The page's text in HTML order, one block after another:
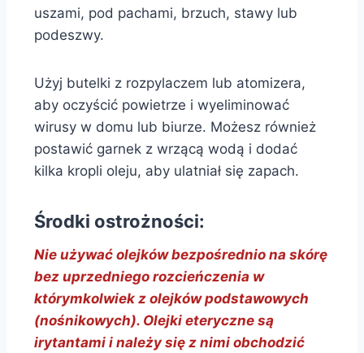
uszami, pod pachami, brzuch, stawy lub
podeszwy.
Użyj butelki z rozpylaczem lub atomizera,
aby oczyścić powietrze i wyeliminować
wirusy w domu lub biurze. Możesz również
postawić garnek z wrzącą wodą i dodać
kilka kropli oleju, aby ulatniał się zapach.
Środki ostrożności:
Nie używać olejków bezpośrednio na skórę
bez uprzedniego rozcieńczenia w
którymkolwiek z olejków podstawowych
(nośnikowych). Olejki eteryczne są
irytantami i należy się z nimi obchodzić